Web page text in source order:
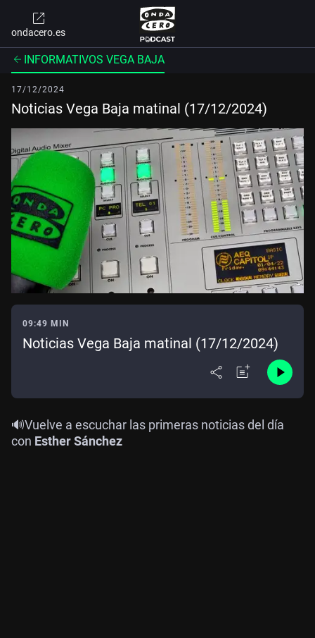
ondacero.es
INFORMATIVOS VEGA BAJA
17/12/2024
Noticias Vega Baja matinal (17/12/2024)
09:49 MIN
Noticias Vega Baja matinal (17/12/2024)
🔊Vuelve a escuchar las primeras noticias del día
con Esther Sánchez